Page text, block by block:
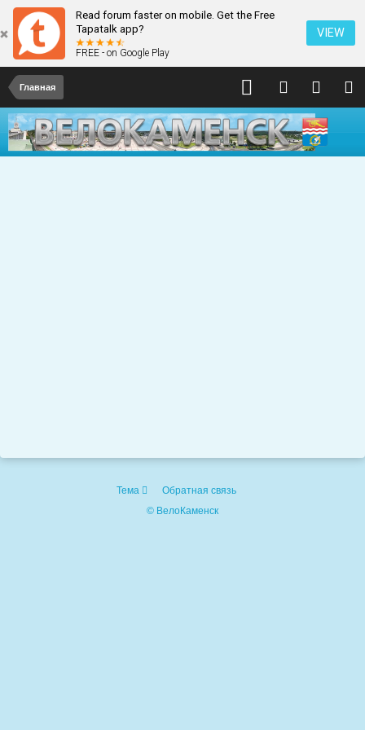
Read forum faster on mobile. Get the Free
Tapatalk app?
FREE - on Google Play
VIEW
Главная
Тема
Обратная связь
© ВелоКаменск